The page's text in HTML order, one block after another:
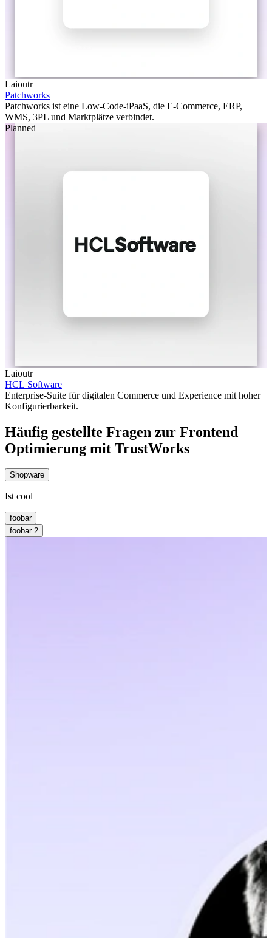
Laioutr
Patchworks
Patchworks ist eine Low-Code-iPaaS, die E-Commerce, ERP,
WMS, 3PL und Marktplätze verbindet.
Planned
Laioutr
HCL Software
Enterprise-Suite für digitalen Commerce und Experience mit hoher
Konfigurierbarkeit.
Häufig gestellte Fragen zur Frontend
Optimierung mit TrustWorks
Shopware
Ist cool
foobar
foobar 2